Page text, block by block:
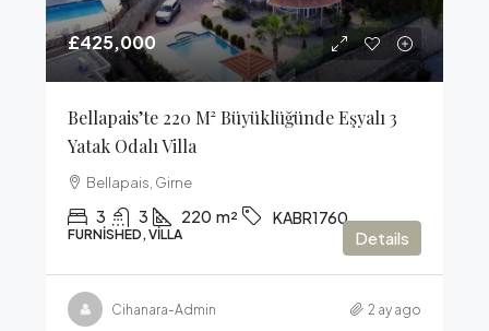
£425,000
Bellapais’te 220 M² Büyüklüğünde Eşyalı 3
Yatak Odalı Villa
Bellapais, Girne
3 3 220 m² KABR1760
FURNISHED, VILLA Details
Cihanara-Admin 2 ay ago